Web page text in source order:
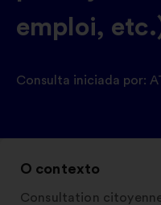
emploi,
Consulta iniciada por:
O contexto
Consultation